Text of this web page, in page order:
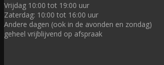
Vrijdag 10:00 tot 19:00 uur
Zaterdag: 10:00 tot 16:00 uur
Andere dagen (ook in de avonden en zondag)
geheel vrijblijvend op afspraak